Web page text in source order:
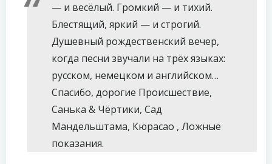
— и весёлый. Громкий — и тихий.
Блестящий, яркий — и строгий.
Душевный рождественский вечер,
когда песни звучали на трёх языках:
русском, немецком и английском…
Спасибо, дорогие Происшествие,
Санька & Чёртики, Сад
Мандельштама, Кюрасао , Ложные
показания.